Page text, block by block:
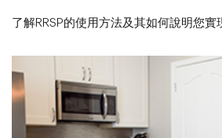
了解RRSP的使用方法及其如何說明您實